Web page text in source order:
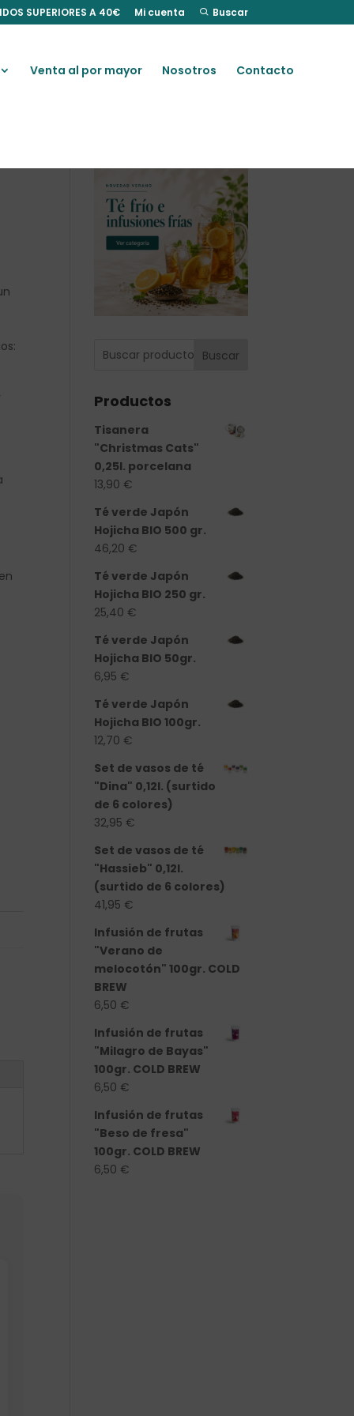
SUPERIORES A 40€ Mi cuenta Buscar
Venta al por mayor Nosotros Contacto
Buscar
Productos
Tisanera
"Christmas Cats"
0,25l. porcelana
13,90 €
Té verde Japón
Hojicha BIO 500 gr.
46,20 €
Té verde Japón
Hojicha BIO 250 gr.
25,40 €
Té verde Japón
Hojicha BIO 50gr.
6,95 €
Té verde Japón
Hojicha BIO 100gr.
12,70 €
Set de vasos de té
"Dina" 0,12l. (surtido
de 6 colores)
32,95 €
Set de vasos de té
"Hassieb" 0,12l.
(surtido de 6 colores)
41,95 €
Infusión de frutas
"Verano de
melocotón" 100gr. COLD
BREW
6,50 €
Infusión de frutas
"Milagro de Bayas"
100gr. COLD BREW
6,50 €
Infusión de frutas
"Beso de fresa"
100gr. COLD BREW
6,50 €